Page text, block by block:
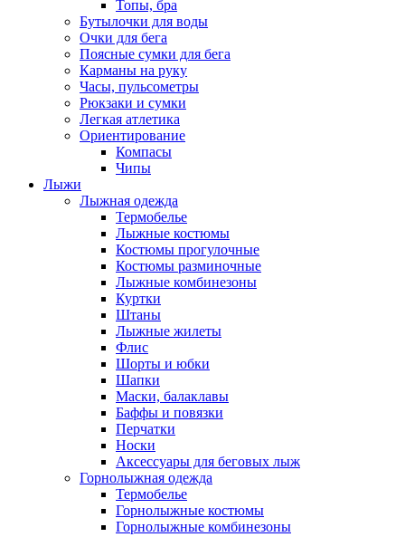
Топы, бра
Бутылочки для воды
Очки для бега
Поясные сумки для бега
Карманы на руку
Часы, пульсометры
Рюкзаки и сумки
Легкая атлетика
Ориентирование
Компасы
Чипы
Лыжи
Лыжная одежда
Термобелье
Лыжные костюмы
Костюмы прогулочные
Костюмы разминочные
Лыжные комбинезоны
Куртки
Штаны
Лыжные жилеты
Флис
Шорты и юбки
Шапки
Маски, балаклавы
Баффы и повязки
Перчатки
Носки
Аксессуары для беговых лыж
Горнолыжная одежда
Термобелье
Горнолыжные костюмы
Горнолыжные комбинезоны